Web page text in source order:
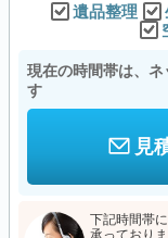
遺品整理
現在の時間帯は、
す
見
下記時間帯
承っており